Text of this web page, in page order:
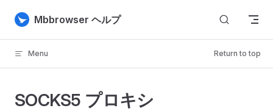
Skip to content
Mbbrowser ヘルプ
Menu Return to top
SOCKS5 プロキシ